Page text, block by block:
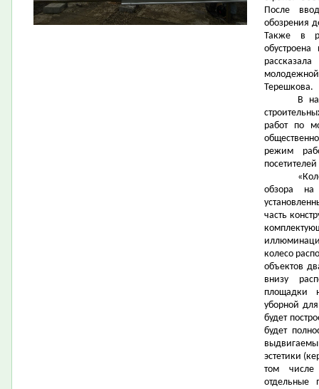
После
обозрения
Также в
Терешкова.
В
работ по
режим
обзора
часть
колесо
объектов
внизу
площадки
уборной
будет
будет
эстетики
том числе
отдельные